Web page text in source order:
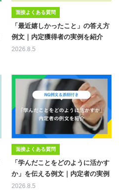
面接よくある質問
「最近嬉しかったこと」の答え方
例文｜内定獲得者の実例を紹介
2026.8.5
面接よくある質問
「学んだことをどのように活かす
か」を伝える例文｜内定者の実例
2026.8.5